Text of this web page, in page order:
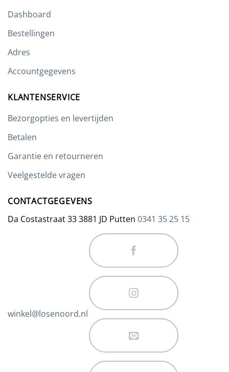
Dashboard
Bestellingen
Adres
Accountgegevens
KLANTENSERVICE
Bezorgopties en levertijden
Betalen
Garantie en retourneren
Veelgestelde vragen
CONTACTGEGEVENS
Da Costastraat 33 3881 JD Putten 0341 35 25 15
winkel@losenoord.nl